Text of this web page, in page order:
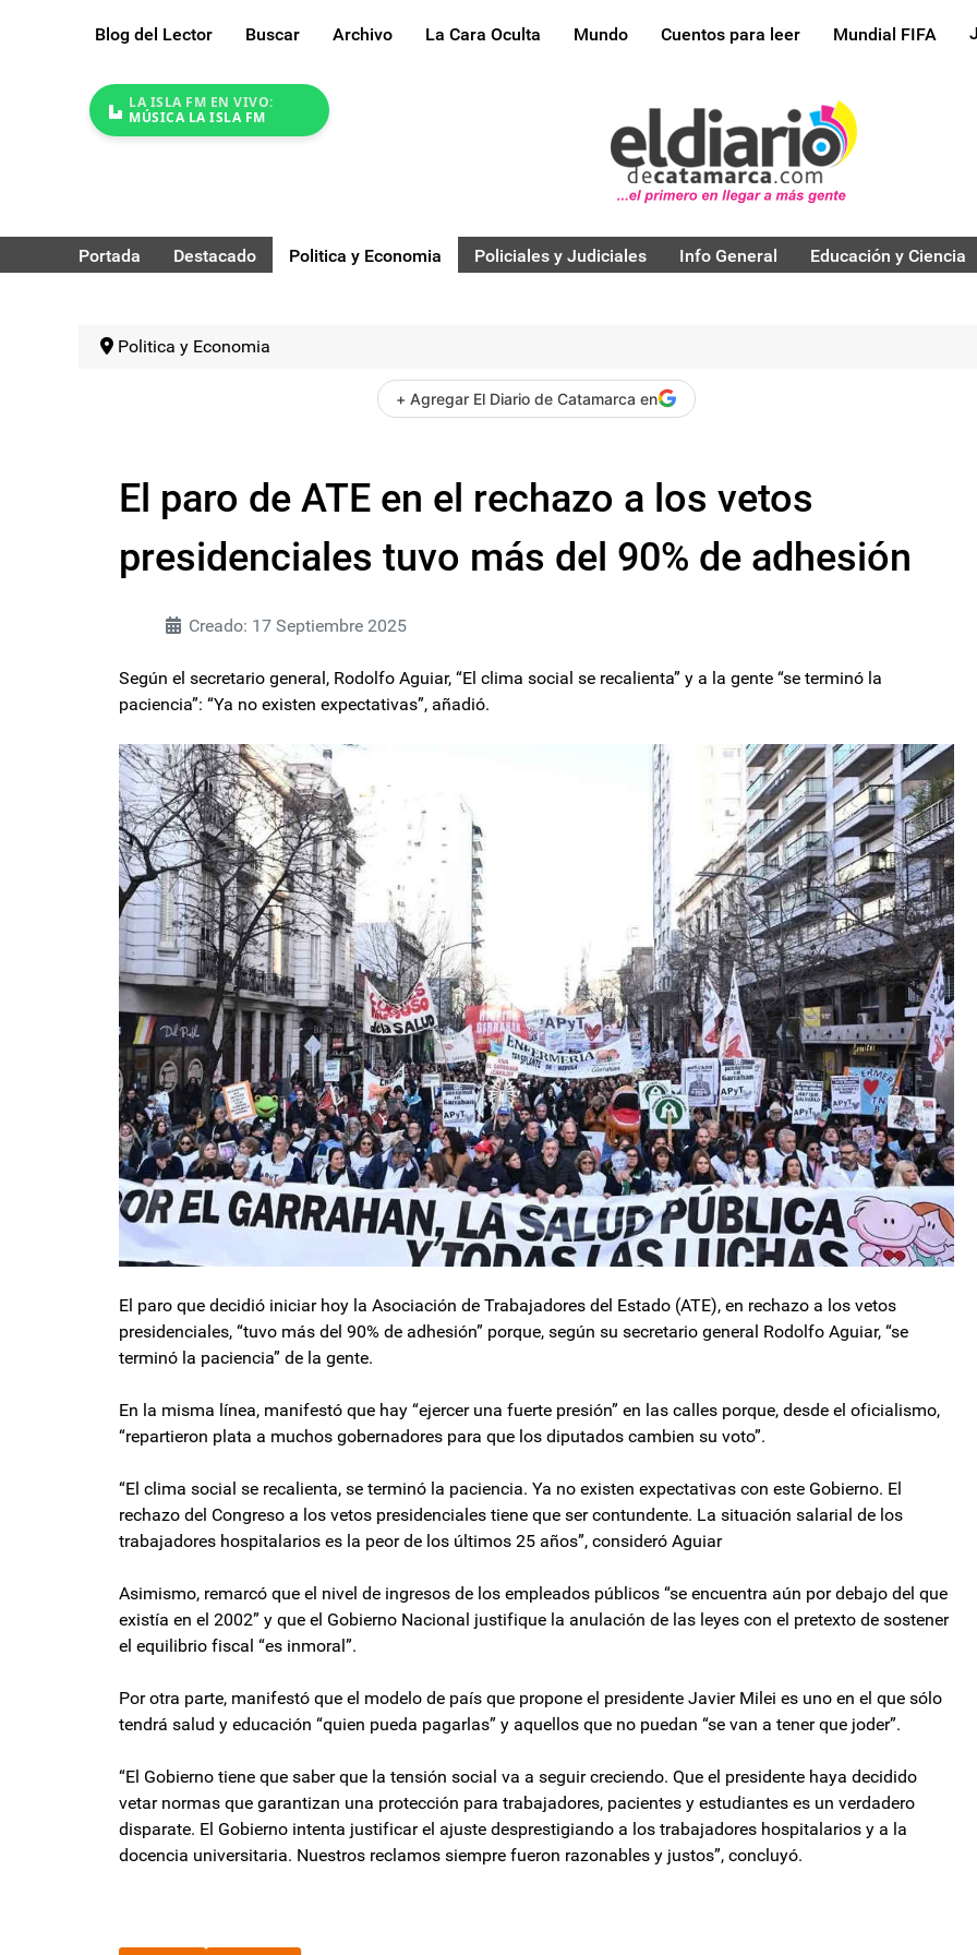
Blog del Lector Buscar Archivo La Cara Oculta Mundo Cuentos para leer Mundial FIFA
LA ISLA FM EN VIVO:
MÚSICA LA ISLA FM
Portada Destacado Politica y Economia Policiales y Judiciales Info General Educación y Ciencia
Politica y Economia
+ Agregar El Diario de Catamarca en
El paro de ATE en el rechazo a los vetos
presidenciales tuvo más del 90% de adhesión
Creado: 17 Septiembre 2025
Según el secretario general, Rodolfo Aguiar, “El clima social se recalienta” y a la gente “se terminó la
paciencia”: “Ya no existen expectativas”, añadió.
El paro que decidió iniciar hoy la Asociación de Trabajadores del Estado (ATE), en rechazo a los vetos
presidenciales, “tuvo más del 90% de adhesión” porque, según su secretario general Rodolfo Aguiar, “se
terminó la paciencia” de la gente.
En la misma línea, manifestó que hay “ejercer una fuerte presión” en las calles porque, desde el oficialismo,
“repartieron plata a muchos gobernadores para que los diputados cambien su voto”.
“El clima social se recalienta, se terminó la paciencia. Ya no existen expectativas con este Gobierno. El
rechazo del Congreso a los vetos presidenciales tiene que ser contundente. La situación salarial de los
trabajadores hospitalarios es la peor de los últimos 25 años”, consideró Aguiar
Asimismo, remarcó que el nivel de ingresos de los empleados públicos “se encuentra aún por debajo del que
existía en el 2002” y que el Gobierno Nacional justifique la anulación de las leyes con el pretexto de sostener
el equilibrio fiscal “es inmoral”.
Por otra parte, manifestó que el modelo de país que propone el presidente Javier Milei es uno en el que sólo
tendrá salud y educación “quien pueda pagarlas” y aquellos que no puedan “se van a tener que joder”.
“El Gobierno tiene que saber que la tensión social va a seguir creciendo. Que el presidente haya decidido
vetar normas que garantizan una protección para trabajadores, pacientes y estudiantes es un verdadero
disparate. El Gobierno intenta justificar el ajuste desprestigiando a los trabajadores hospitalarios y a la
docencia universitaria. Nuestros reclamos siempre fueron razonables y justos”, concluyó.